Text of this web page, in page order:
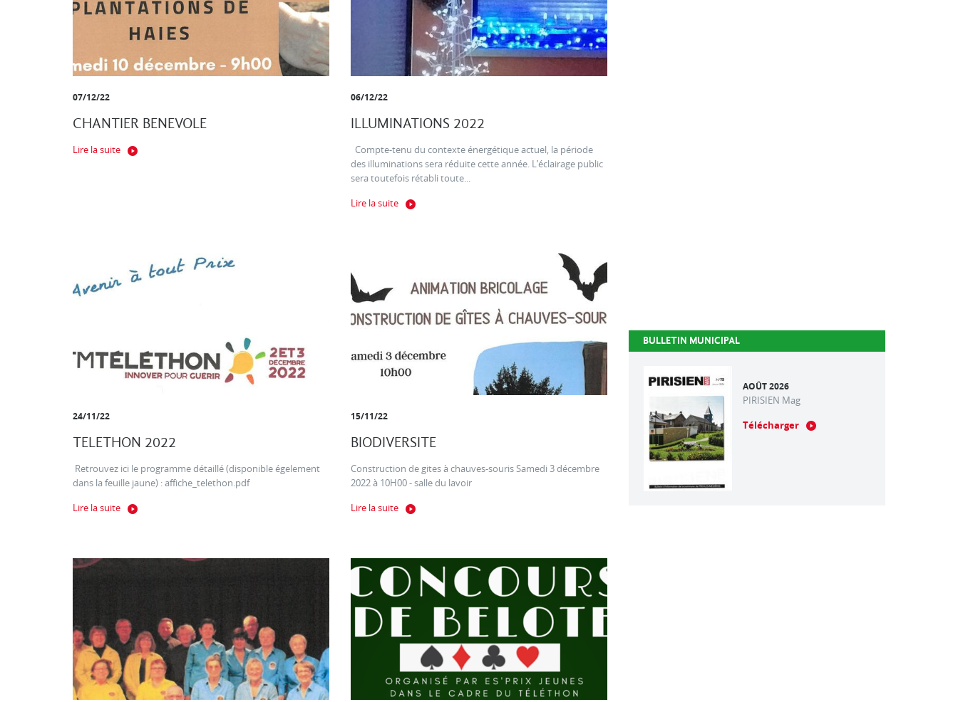
07/12/22
CHANTIER BENEVOLE
Lire la suite
06/12/22
ILLUMINATIONS 2022
Compte-tenu du contexte énergétique actuel, la période
des illuminations sera réduite cette année. L’éclairage public
sera toutefois rétabli toute...
Lire la suite
24/11/22
TELETHON 2022
Retrouvez ici le programme détaillé (disponible égelement
dans la feuille jaune) : affiche_telethon.pdf
Lire la suite
15/11/22
BIODIVERSITE
Construction de gites à chauves-souris Samedi 3 décembre
2022 à 10H00 - salle du lavoir
Lire la suite
BULLETIN MUNICIPAL
AOÛT 2026
PIRISIEN Mag
Télécharger